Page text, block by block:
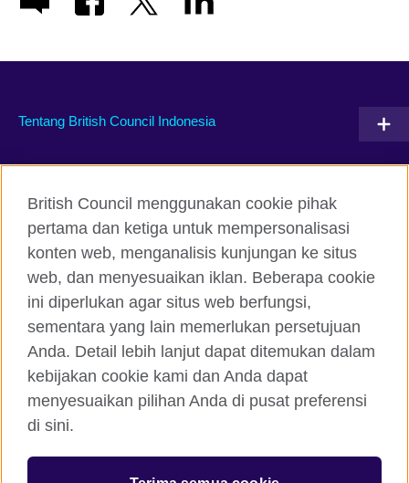
Tentang British Council Indonesia
Facebook Instagram
Twitter TikTok
British Council global
Kerahasiaan dan Ketentuan Pemakaian
Cookie
Peta situs
British Council menggunakan cookie pihak
pertama dan ketiga untuk mempersonalisasi
konten web, menganalisis kunjungan ke situs
web, dan menyesuaikan iklan. Beberapa cookie
ini diperlukan agar situs web berfungsi,
sementara yang lain memerlukan persetujuan
Anda. Detail lebih lanjut dapat ditemukan dalam
kebijakan cookie kami dan Anda dapat
menyesuaikan pilihan Anda di pusat preferensi
di sini.